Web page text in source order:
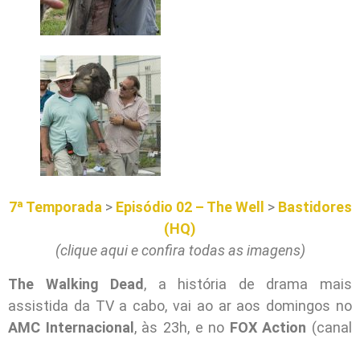
7ª Temporada> Episódio 02 – The Well > Bastidores
(HQ)
(clique aqui e confira todas as imagens)
The Walking Dead, a história de drama mais
assistida da TV a cabo, vai ao ar aos domingos no
AMC Internacional, às 23h, e no FOX Action (canal